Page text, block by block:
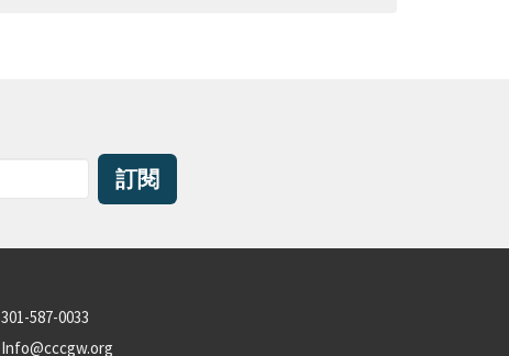
訂閱
301-587-0033
Info@cccgw.org